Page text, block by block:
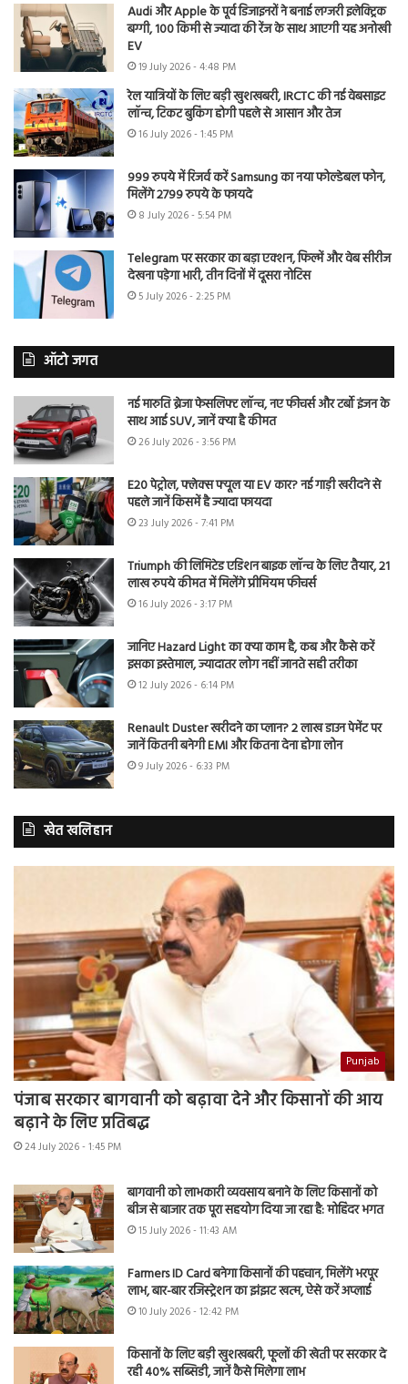
Audi और Apple के पूर्व डिजाइनरों ने बनाई लग्जरी इलेक्ट्रिक
बग्गी, 100 किमी से ज्यादा की रेंज के साथ आएगी यह अनोखी
EV
19 July 2026 - 4:48 PM
रेल यात्रियों के लिए बड़ी खुशखबरी, IRCTC की नई वेबसाइट
लॉन्च, टिकट बुकिंग होगी पहले से आसान और तेज
16 July 2026 - 1:45 PM
999 रुपये में रिजर्व करें Samsung का नया फोल्डेबल फोन,
मिलेंगे 2799 रुपये के फायदे
8 July 2026 - 5:54 PM
Telegram पर सरकार का बड़ा एक्शन, फिल्में और वेब सीरीज
देखना पड़ेगा भारी, तीन दिनों में दूसरा नोटिस
5 July 2026 - 2:25 PM
ऑटो जगत
नई मारुति ब्रेजा फेसलिफ्ट लॉन्च, नए फीचर्स और टर्बो इंजन के
साथ आई SUV, जानें क्या है कीमत
26 July 2026 - 3:56 PM
E20 पेट्रोल, फ्लेक्स फ्यूल या EV कार? नई गाड़ी खरीदने से
पहले जानें किसमें है ज्यादा फायदा
23 July 2026 - 7:41 PM
Triumph की लिमिटेड एडिशन बाइक लॉन्च के लिए तैयार, 21
लाख रुपये कीमत में मिलेंगे प्रीमियम फीचर्स
16 July 2026 - 3:17 PM
जानिए Hazard Light का क्या काम है, कब और कैसे करें
इसका इस्तेमाल, ज्यादातर लोग नहीं जानते सही तरीका
12 July 2026 - 6:14 PM
Renault Duster खरीदने का प्लान? 2 लाख डाउन पेमेंट पर
जानें कितनी बनेगी EMI और कितना देना होगा लोन
9 July 2026 - 6:33 PM
खेत खलिहान
Punjab
पंजाब सरकार बागवानी को बढ़ावा देने और किसानों की आय
बढ़ाने के लिए प्रतिबद्ध
24 July 2026 - 1:45 PM
बागवानी को लाभकारी व्यवसाय बनाने के लिए किसानों को
बीज से बाजार तक पूरा सहयोग दिया जा रहा है: मोहिंदर भगत
15 July 2026 - 11:43 AM
Farmers ID Card बनेगा किसानों की पहचान, मिलेंगे भरपूर
लाभ, बार-बार रजिस्ट्रेशन का झंझट खत्म, ऐसे करें अप्लाई
10 July 2026 - 12:42 PM
किसानों के लिए बड़ी खुशखबरी, फूलों की खेती पर सरकार दे
रही 40% सब्सिडी, जानें कैसे मिलेगा लाभ